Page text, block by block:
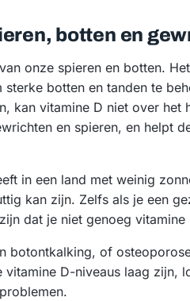
botten en
onze spieren en botten.
botten en tanden te
kan vitamine D niet over het
en spieren, en helpt
in een land met weinig
kan zijn. Zelfs als je een
dat je niet genoeg vitamine
botontkalking, of
D-niveaus laag zijn,